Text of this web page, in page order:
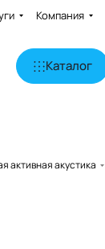
Компания
Каталог
активная акустика